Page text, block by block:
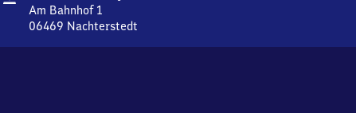
Am Bahnhof 1
06469 Nachterstedt